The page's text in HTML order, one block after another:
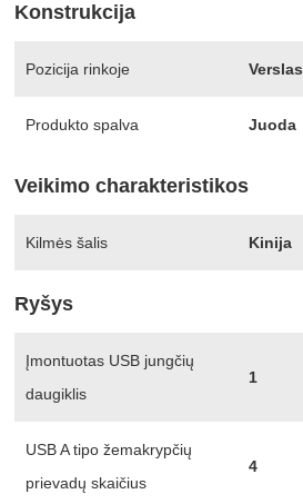
Konstrukcija
Pozicija rinkoje Verslas
Produkto spalva Juoda
Veikimo charakteristikos
Kilmės šalis Kinija
Ryšys
Įmontuotas USB jungčių
daugiklis
1
USB A tipo žemakrypčių
prievadų skaičius
4